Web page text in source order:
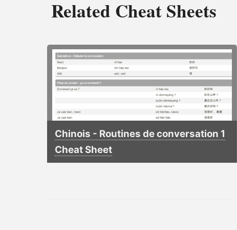
Related Cheat Sheets
Chinois - Routines de conversation 1
Cheat Sheet